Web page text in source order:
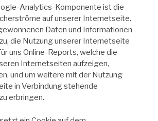
Analytics-Komponente ist die
auf unserer Internetseite.
Daten und Informationen
die Nutzung unserer Internetseite
uns Online-Reports, welche die
Internetseiten aufzeigen,
und um weitere mit der Nutzung
in Verbindung stehende
erbringen.